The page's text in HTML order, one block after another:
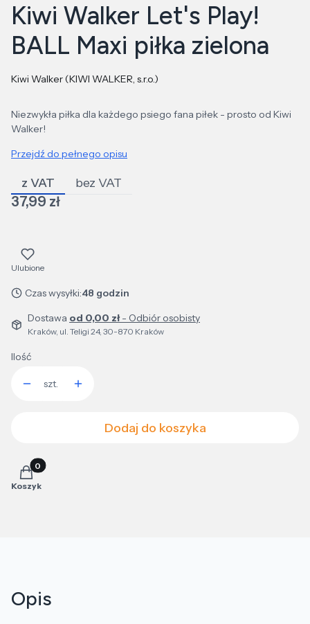
Kiwi Walker Let's Play!
BALL Maxi piłka zielona
Kiwi Walker (KIWI WALKER, s.r.o.)
Niezwykła piłka dla każdego psiego fana piłek - prosto od Kiwi
Walker!
Przejdź do pełnego opisu
z VAT bez VAT
Cena
37,99 zł
Ulubione
Czas wysyłki:48 godzin
Dostawa od 0,00 zł- Odbiór osobisty
Kraków, ul. Teligi 24, 30-870 Kraków
Ilość
szt.
Dodaj do koszyka
Produkty w koszyku: 0. Zobacz szczegóły
Koszyk
Opis